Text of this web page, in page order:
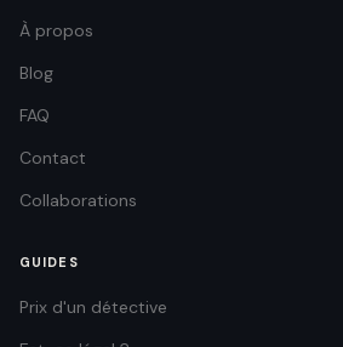
À propos
Blog
FAQ
Contact
Collaborations
GUIDES
Prix d'un détective